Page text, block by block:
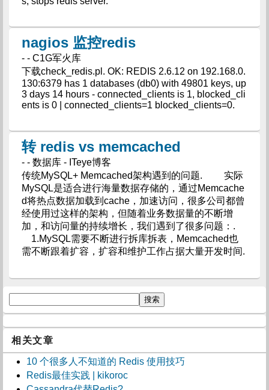
nagios 监控redis
- - C1G军火库
下载check_redis.pl. OK: REDIS 2.6.12 on 192.168.0.
130:6379 has 1 databases (db0) with 49801 keys, up
3 days 14 hours - connected_clients is 1, blocked_cli
ents is 0 | connected_clients=1 blocked_clients=0.
转 redis vs memcached
- - 数据库 - ITeye博客
传统MySQL+ Memcached架构遇到的问题. 实际
MySQL是适合进行海量数据存储的，通过Memcache
d将热点数据加载到cache，加速访问，很多公司都曾
经使用过这样的架构，但随着业务数据量的不断增
加，和访问量的持续增长，我们遇到了很多问题：.
1.MySQL需要不断进行拆库拆表，Memcached也
需不断跟着扩容，扩容和维护工作占据大量开发时间.
相关文章
10 个很多人不知道的 Redis 使用技巧
Redis最佳实践 | kikoroc